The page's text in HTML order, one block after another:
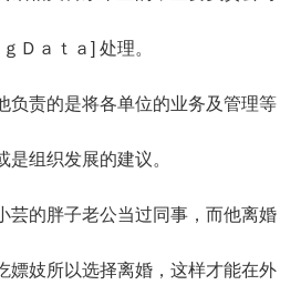
Ｄａｔａ] 处理。
责的是将各单位的业务及管理等
组织发展的建议。
的胖子老公当过同事，而他离婚
嫖妓所以选择离婚，这样才能在外